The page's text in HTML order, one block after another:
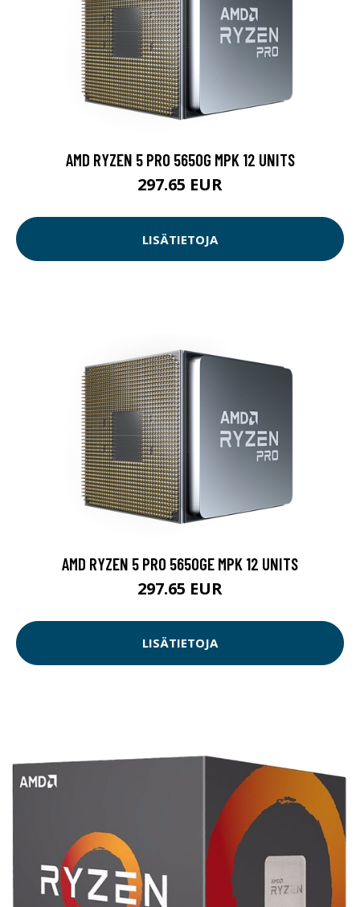
AMD RYZEN 5 PRO 5650G MPK 12 UNITS
297.65 EUR
LISÄTIETOJA
AMD RYZEN 5 PRO 5650GE MPK 12 UNITS
297.65 EUR
LISÄTIETOJA